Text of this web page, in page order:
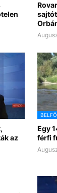
az
Egy
férfi